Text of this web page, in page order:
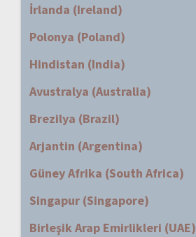
İrlanda (Ireland)
Polonya (Poland)
Hindistan (India)
Avustralya (Australia)
Brezilya (Brazil)
Arjantin (Argentina)
Güney Afrika (South Africa)
Singapur (Singapore)
Birleşik Arap Emirlikleri (UAE)